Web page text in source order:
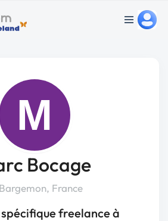
M
Bocage
Bargemon, France
freelance à